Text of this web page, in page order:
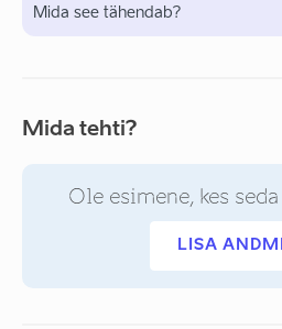
Mida see tähendab?
Mida tehti?
Ole esimene, kes
LISA